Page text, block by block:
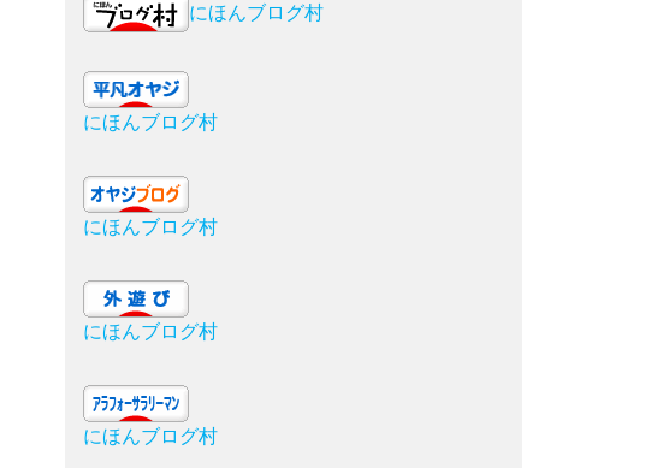
にほんブログ村
にほんブログ村
にほんブログ村
にほんブログ村
にほんブログ村